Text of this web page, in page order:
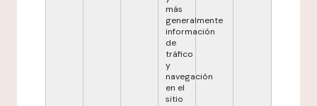
más
generalmente
información
de
tráfico
y
navegación
en el
sitio